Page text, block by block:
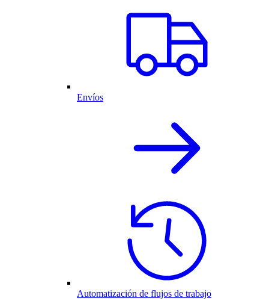
Envíos
Automatización de flujos de trabajo